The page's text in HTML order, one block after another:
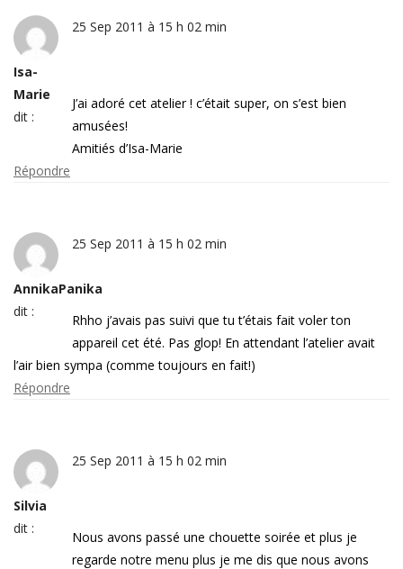
Isa-
Marie
dit :
25 Sep 2011 à 15 h 02 min
J’ai adoré cet atelier ! c’était super, on s’est bien
amusées!
Amitiés d’Isa-Marie
Répondre
AnnikaPanika
dit :
25 Sep 2011 à 15 h 02 min
Rhho j’avais pas suivi que tu t’étais fait voler ton
appareil cet été. Pas glop! En attendant l’atelier avait
l’air bien sympa (comme toujours en fait!)
Répondre
Silvia
dit :
25 Sep 2011 à 15 h 02 min
Nous avons passé une chouette soirée et plus je
regarde notre menu plus je me dis que nous avons